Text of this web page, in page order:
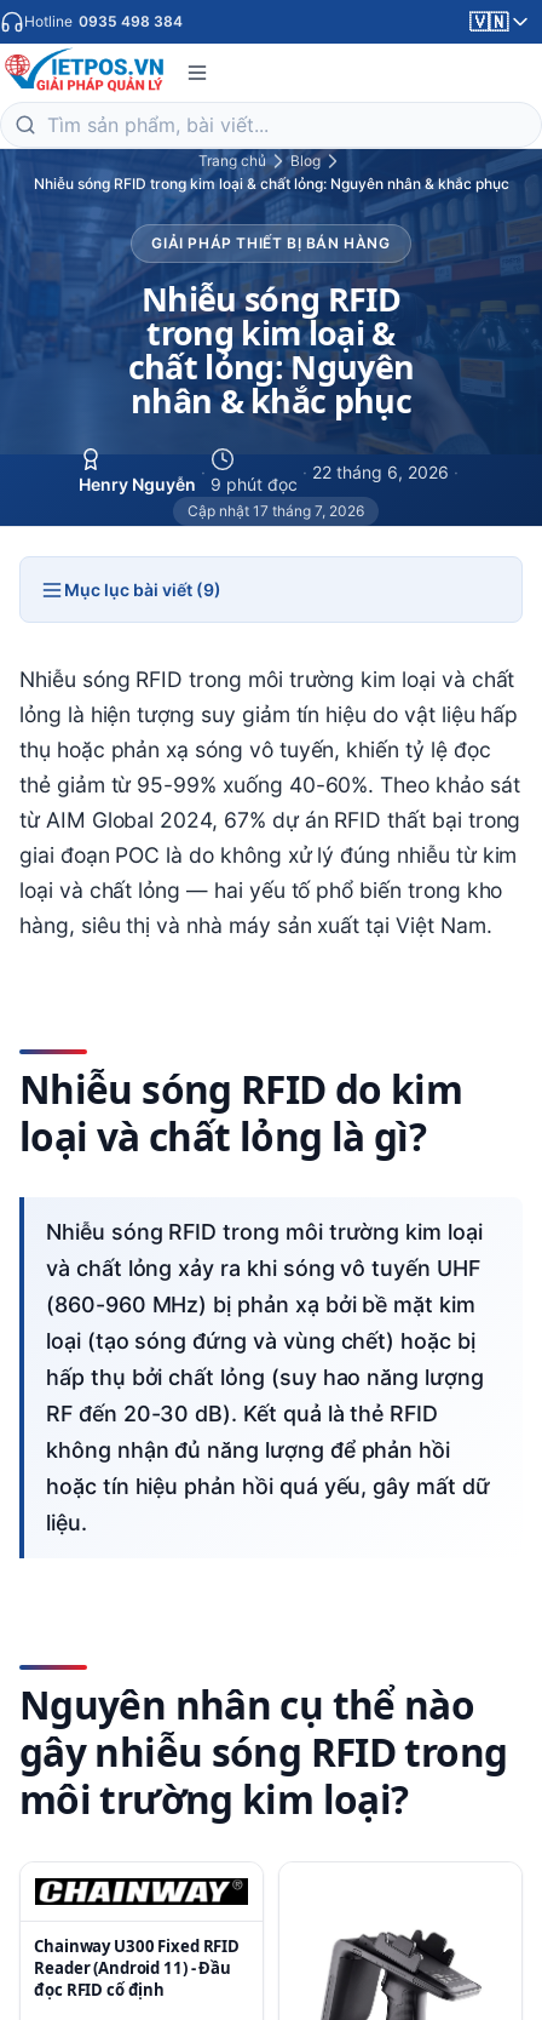
Hotline 0935 498 384 🇻🇳
Trang chủ
Blog
Nhiễu sóng RFID trong kim loại & chất lỏng: Nguyên nhân & khắc phục
GIẢI PHÁP THIẾT BỊ BÁN HÀNG
Nhiễu sóng RFID
trong kim loại &
chất lỏng: Nguyên
nhân & khắc phục
Henry Nguyễn
·
9 phút đọc
· 22 tháng 6, 2026 ·
Cập nhật 17 tháng 7, 2026
Mục lục bài viết (9)
Nhiễu sóng RFID trong môi trường kim loại và chất
lỏng là hiện tượng suy giảm tín hiệu do vật liệu hấp
thụ hoặc phản xạ sóng vô tuyến, khiến tỷ lệ đọc
thẻ giảm từ 95-99% xuống 40-60%. Theo khảo sát
từ AIM Global 2024, 67% dự án RFID thất bại trong
giai đoạn POC là do không xử lý đúng nhiễu từ kim
loại và chất lỏng — hai yếu tố phổ biến trong kho
hàng, siêu thị và nhà máy sản xuất tại Việt Nam.
Nhiễu sóng RFID do kim
loại và chất lỏng là gì?
Nhiễu sóng RFID trong môi trường kim loại
và chất lỏng xảy ra khi sóng vô tuyến UHF
(860-960 MHz) bị phản xạ bởi bề mặt kim
loại (tạo sóng đứng và vùng chết) hoặc bị
hấp thụ bởi chất lỏng (suy hao năng lượng
RF đến 20-30 dB). Kết quả là thẻ RFID
không nhận đủ năng lượng để phản hồi
hoặc tín hiệu phản hồi quá yếu, gây mất dữ
liệu.
Nguyên nhân cụ thể nào
gây nhiễu sóng RFID trong
môi trường kim loại?
Chainway U300 Fixed RFID
Reader (Android 11) - Đầu
đọc RFID cố định